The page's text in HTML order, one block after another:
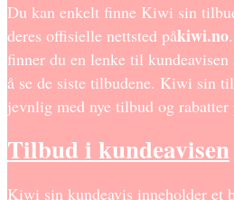
Du kan enkelt finne Kiwi sin
deres offisielle nettsted påkiwi.no
finner du en lenke til
å se de siste tilbudene. Kiwi sin
jevnlig med nye tilbud og
Tilbud i kundeavisen
Kiwi sin kundeavis inneholder et